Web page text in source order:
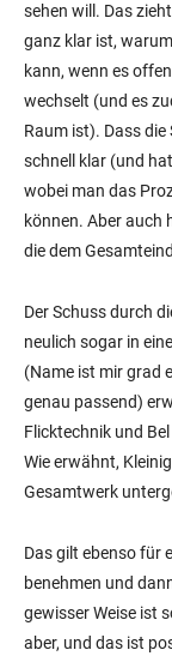
sehen will. Das
ganz klar ist,
kann, wenn es
wechselt (und es
Raum ist). Dass
schnell klar (und
wobei man das
können. Aber auch
die dem
Der Schuss durch
neulich sogar in
(Name ist mir grad
genau passend)
Flicktechnik und
Wie erwähnt,
Gesamtwerk
Das gilt ebenso für
benehmen und
gewisser Weise ist
aber, und das ist